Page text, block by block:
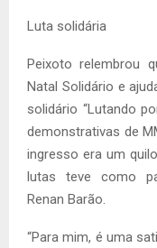
Luta solidária
Peixoto relembrou
Natal Solidário e
solidário “Lutando
demonstrativas de
ingresso era um
lutas teve como
Renan Barão.
“Para mim, é uma